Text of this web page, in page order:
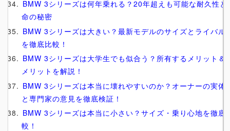
BMW 3シリーズは何年乗れる？20年超えも可能な耐久性と
命の秘密
BMW 3シリーズは大きい？最新モデルのサイズとライバル
を徹底比較！
BMW 3シリーズは大学生でも似合う？所有するメリット＆
メリットを解説！
BMW 3シリーズは本当に壊れやすいのか？オーナーの実体
と専門家の意見を徹底検証！
BMW 3シリーズは本当に小さい？サイズ・乗り心地を徹底
較！